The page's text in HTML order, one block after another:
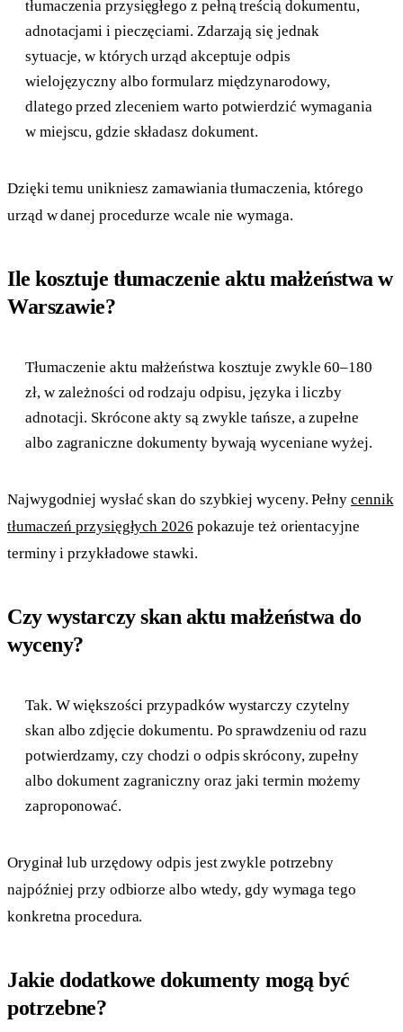
tłumaczenia przysięgłego z pełną treścią dokumentu,
adnotacjami i pieczęciami. Zdarzają się jednak
sytuacje, w których urząd akceptuje odpis
wielojęzyczny albo formularz międzynarodowy,
dlatego przed zleceniem warto potwierdzić wymagania
w miejscu, gdzie składasz dokument.
Dzięki temu unikniesz zamawiania tłumaczenia, którego
urząd w danej procedurze wcale nie wymaga.
Ile kosztuje tłumaczenie aktu małżeństwa w
Warszawie?
Tłumaczenie aktu małżeństwa kosztuje zwykle 60–180
zł, w zależności od rodzaju odpisu, języka i liczby
adnotacji. Skrócone akty są zwykle tańsze, a zupełne
albo zagraniczne dokumenty bywają wyceniane wyżej.
Najwygodniej wysłać skan do szybkiej wyceny. Pełny cennik
tłumaczeń przysięgłych 2026 pokazuje też orientacyjne
terminy i przykładowe stawki.
Czy wystarczy skan aktu małżeństwa do
wyceny?
Tak. W większości przypadków wystarczy czytelny
skan albo zdjęcie dokumentu. Po sprawdzeniu od razu
potwierdzamy, czy chodzi o odpis skrócony, zupełny
albo dokument zagraniczny oraz jaki termin możemy
zaproponować.
Oryginał lub urzędowy odpis jest zwykle potrzebny
najpóźniej przy odbiorze albo wtedy, gdy wymaga tego
konkretna procedura.
Jakie dodatkowe dokumenty mogą być
potrzebne?